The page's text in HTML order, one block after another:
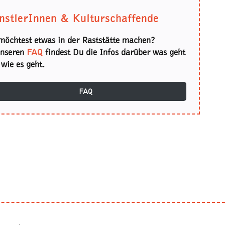
& Kulturschaffende
etwas in der Raststätte machen?
FAQ findest Du die Infos darüber was geht
es geht.
FAQ